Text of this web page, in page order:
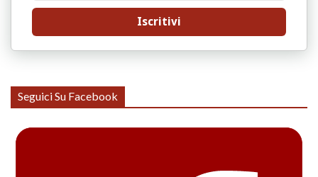
Iscritivi
Seguici Su Facebook